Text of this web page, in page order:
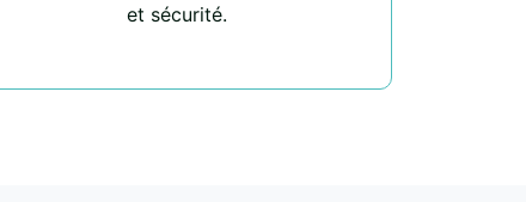
et sécurité.